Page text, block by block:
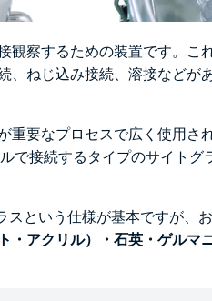
観察するための装置です。こ
ねじ込み接続、溶接などが
要なプロセスで広く使用さ
で接続するタイプのサイトグ
という仕様が基本ですが、
・アクリル）・石英・ゲルマ